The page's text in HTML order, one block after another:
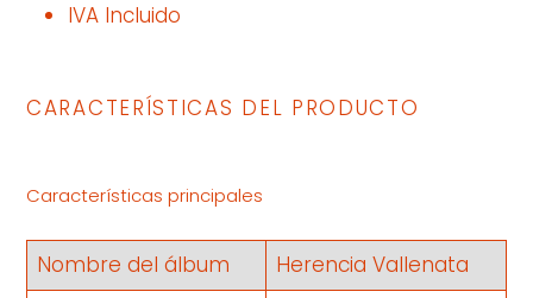
carritoIVA Incluido
CARACTERÍSTICAS DEL PRODUCTO
Características principales
Nombre del álbum
Herencia Vallenata